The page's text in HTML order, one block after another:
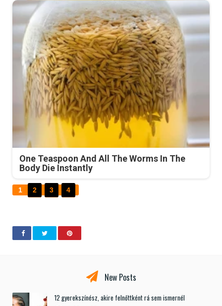
One Teaspoon And All The Worms In The
Body Die Instantly
1 2 3 4
New Posts
12 gyerekszínész, akire felnőttként rá sem ismernél